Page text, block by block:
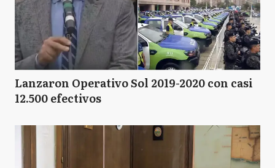
Lanzaron Operativo Sol 2019-2020 con casi
12.500 efectivos